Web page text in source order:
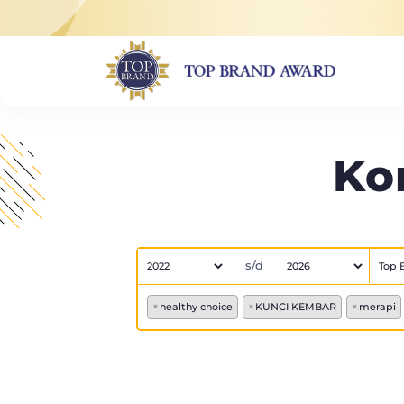
s/d
× healthy choice × KUNCI KEMBAR × merapi